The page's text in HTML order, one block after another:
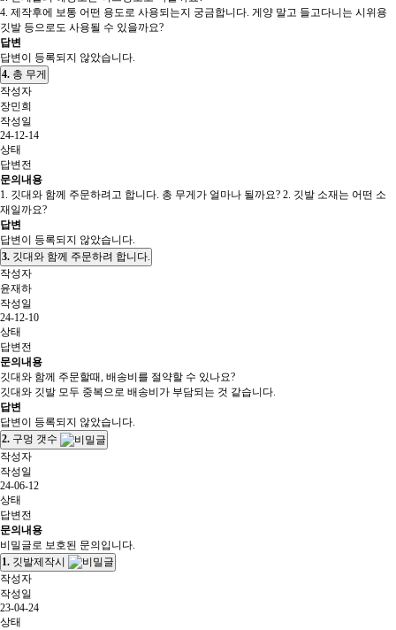
4. 제작후에 보통 어떤 용도로 사용되는지 궁금합니다. 게양 말고 들고다니는 시위용
깃발 등으로도 사용될 수 있을까요?
답변
답변이 등록되지 않았습니다.
4. 총 무게
작성자
장민희
작성일
24-12-14
상태
답변전
문의내용
1. 깃대와 함께 주문하려고 합니다. 총 무게가 얼마나 될까요? 2. 깃발 소재는 어떤 소
재일까요?
답변
답변이 등록되지 않았습니다.
3. 깃대와 함께 주문하려 합니다.
작성자
윤재하
작성일
24-12-10
상태
답변전
문의내용
깃대와 함께 주문할때, 배송비를 절약할 수 있나요?
깃대와 깃발 모두 중복으로 배송비가 부담되는 것 같습니다.
답변
답변이 등록되지 않았습니다.
2. 구멍 갯수
작성자
작성일
24-06-12
상태
답변전
문의내용
비밀글로 보호된 문의입니다.
1. 깃발제작시
작성자
작성일
23-04-24
상태